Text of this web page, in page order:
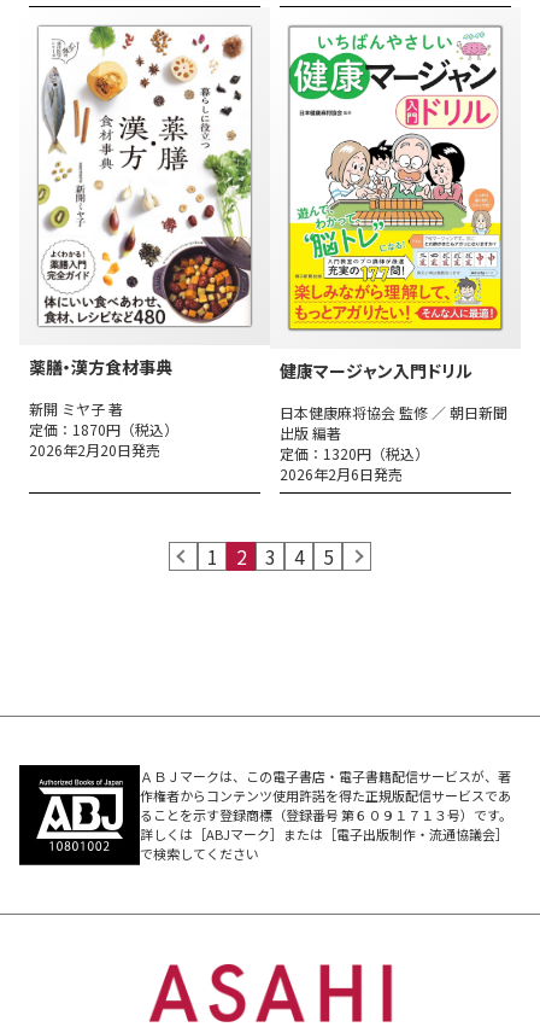
薬膳・漢方食材事典
新開 ミヤ子 著
定価：1870円（税込）
2026年2月20日発売
健康マージャン入門ドリル
日本健康麻将協会 監修 ／ 朝日新聞
出版 編著
定価：1320円（税込）
2026年2月6日発売
prev 1 2 3 4 5 next
ＡＢＪマークは、この電子書店・電子書籍配信サービスが、著
作権者からコンテンツ使用許諾を得た正規版配信サービスであ
ることを示す登録商標（登録番号 第６０９１７１３号）です。
詳しくは［ABJマーク］または［電子出版制作・流通協議会］
で検索してください